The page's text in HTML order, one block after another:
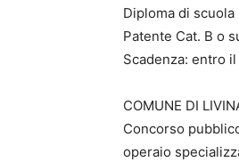
Diploma di
Patente Cat. B o
Scadenza: entro
COMUNE DI
Concorso
operaio